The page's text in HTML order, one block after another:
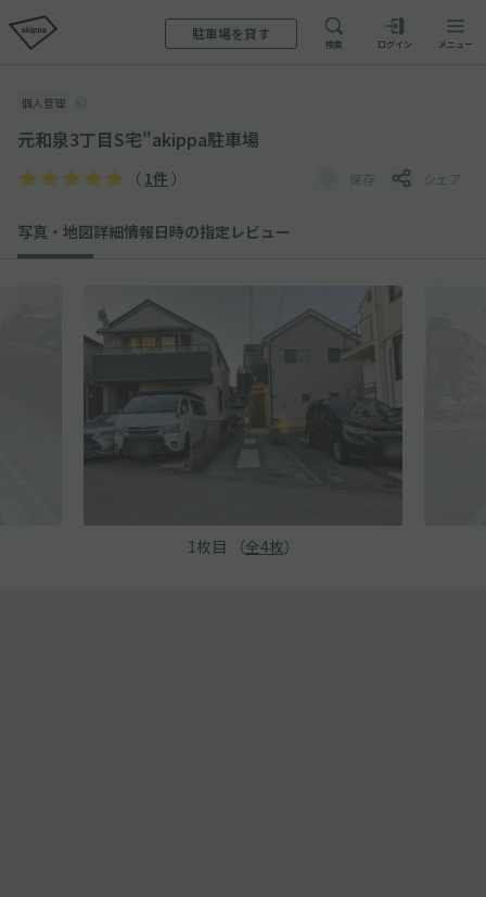
駐車場を貸す
検索 ログイン メニュー
個人管理
元和泉3丁目S宅"akippa駐車場
（ 1件 ） 保存 シェア
写真・地図詳細情報日時の指定 レビュー
1枚目 （全4枚）